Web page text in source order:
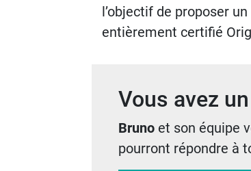
l’objectif de proposer
entièrement certifié
Vous avez
Bruno et son équipe
pourront répondre à